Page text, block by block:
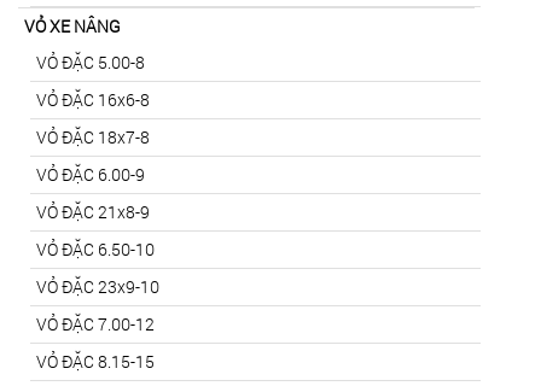
VỎ XE NÂNG
VỎ ĐẶC 5.00-8
VỎ ĐẶC 16x6-8
VỎ ĐẶC 18x7-8
VỎ ĐẶC 6.00-9
VỎ ĐẶC 21x8-9
VỎ ĐẶC 6.50-10
VỎ ĐẶC 23x9-10
VỎ ĐẶC 7.00-12
VỎ ĐẶC 8.15-15